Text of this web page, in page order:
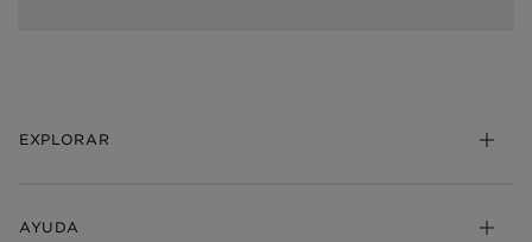
EXPLORAR
AYUDA